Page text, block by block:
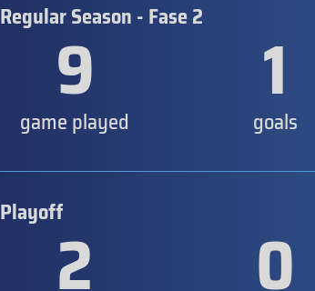
Regular Season - Fase 2
9
game played 1
goals
Playoff2 0